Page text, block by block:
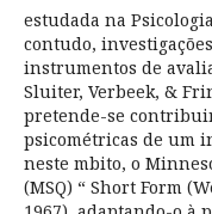
estudada na
contudo,
instrumentos de
Sluiter, Verbeek, &
pretende-se
psicométricas de um
neste mbito, o
(MSQ) “ Short Form